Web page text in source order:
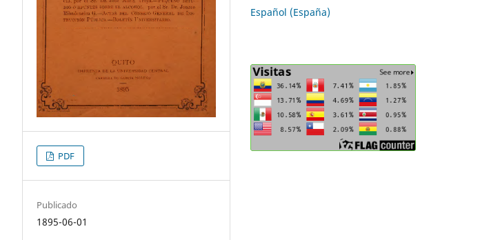
PDF
Publicado
1895-06-01
Español (España)